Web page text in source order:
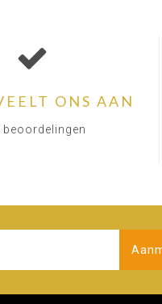
ONS AAN
beoordelingen